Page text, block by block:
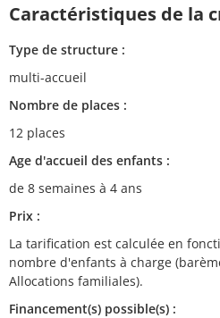
Caractéristiques de la
Type de structure :
multi-accueil
Nombre de places :
12 places
Age d'accueil des enfants :
de 8 semaines à 4 ans
Prix :
La tarification est calculée en
nombre d'enfants à charge
Allocations familiales).
Financement(s) possible(s) :